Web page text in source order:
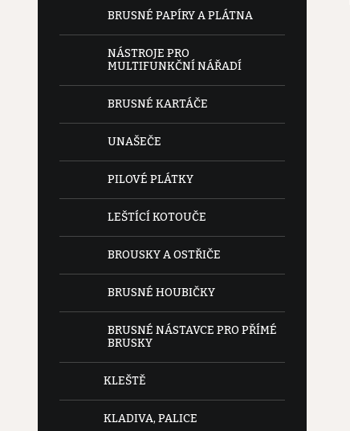
BRUSNÉ PAPÍRY A PLÁTNA
NÁSTROJE PRO
MULTIFUNKČNÍ NÁŘADÍ
BRUSNÉ KARTÁČE
UNAŠEČE
PILOVÉ PLÁTKY
LEŠTÍCÍ KOTOUČE
BROUSKY A OSTŘIČE
BRUSNÉ HOUBIČKY
BRUSNÉ NÁSTAVCE PRO PŘÍMÉ
BRUSKY
KLEŠTĚ
KLADIVA, PALICE